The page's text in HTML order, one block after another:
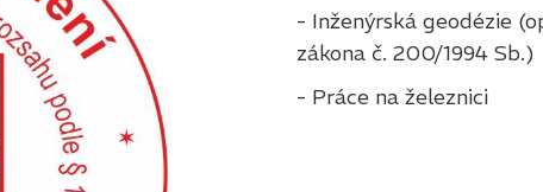
- Inženýrská geodézie (
zákona č. 200/1994 Sb.)
- Práce na železnici